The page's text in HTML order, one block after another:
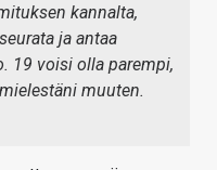
kannalta,
ja antaa
19 voisi olla parempi,
muuten.